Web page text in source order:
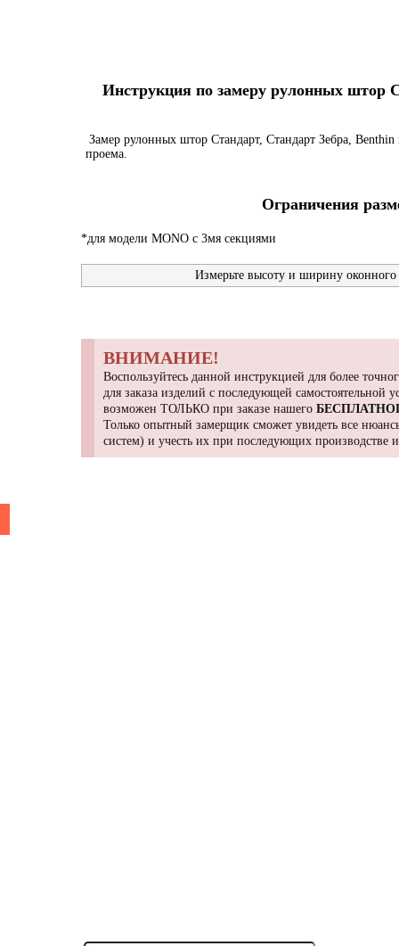
Инструкция по замеру рулонных штор
Замер рулонных штор Стандарт, Стандарт Зебра,
проема.
Ограничения
*для модели MONO с 3мя секциями
Измерьте высоту и ширину оконного
ВНИМАНИЕ!
Воспользуйтесь данной инструкцией для более
для заказа изделий с последующей
возможен ТОЛЬКО при заказе нашего
Только опытный замерщик сможет увидеть все
систем) и учесть их при последующих производстве